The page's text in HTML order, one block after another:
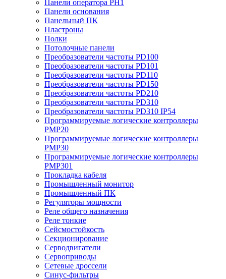
Панели оператора PH1
Панели основания
Панельный ПК
Пластроны
Полки
Потолочные панели
Преобразователи частоты PD100
Преобразователи частоты PD101
Преобразователи частоты PD110
Преобразователи частоты PD150
Преобразователи частоты PD210
Преобразователи частоты PD310
Преобразователи частоты PD310 IP54
Программируемые логические контроллеры
PMP20
Программируемые логические контроллеры
PMP30
Программируемые логические контроллеры
PMP301
Прокладка кабеля
Промышленный монитор
Промышленный ПК
Регуляторы мощности
Реле общего назначения
Реле тонкие
Сейсмостойкость
Секционирование
Серводвигатели
Сервоприводы
Сетевые дроссели
Синус-фильтры